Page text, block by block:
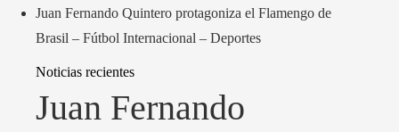
Juan Fernando Quintero protagoniza el Flamengo de
Brasil – Fútbol Internacional – Deportes
Noticias recientes
Juan Fernando